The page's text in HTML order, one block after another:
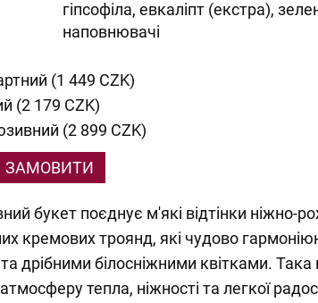
гіпсофіла, евкаліпт (екстра),
наповнювачі
(1 449 CZK)
(2 179 CZK)
(2 899 CZK)
ЗАМОВИТИ
букет поєднує м'які відтінки ніжно-
кремових троянд, які чудово
дрібними білосніжними квітками. Така
тепла, ніжності та легкої